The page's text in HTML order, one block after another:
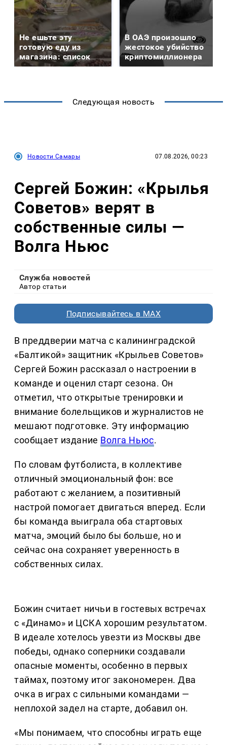
Не ешьте эту
готовую еду из
магазина: список
В ОАЭ произошло
жестокое убийство
криптомиллионера
Следующая новость
Новости Самары 07.08.2026, 00:23
Сергей Божин: «Крылья
Советов» верят в
собственные силы —
Волга Ньюс
Служба новостей
Автор статьи
Подписывайтесь в MAX
В преддверии матча с калининградской
«Балтикой» защитник «Крыльев Советов»
Сергей Божин рассказал о настроении в
команде и оценил старт сезона. Он
отметил, что открытые тренировки и
внимание болельщиков и журналистов не
мешают подготовке. Эту информацию
сообщает издание Волга Ньюс.
По словам футболиста, в коллективе
отличный эмоциональный фон: все
работают с желанием, а позитивный
настрой помогает двигаться вперед. Если
бы команда выиграла оба стартовых
матча, эмоций было бы больше, но и
сейчас она сохраняет уверенность в
собственных силах.
Божин считает ничьи в гостевых встречах
с «Динамо» и ЦСКА хорошим результатом.
В идеале хотелось увезти из Москвы две
победы, однако соперники создавали
опасные моменты, особенно в первых
таймах, поэтому итог закономерен. Два
очка в играх с сильными командами —
неплохой задел на старте, добавил он.
«Мы понимаем, что способны играть еще